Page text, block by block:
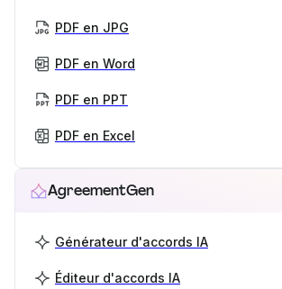
PDF en JPG
PDF en Word
PDF en PPT
PDF en Excel
AgreementGen
Générateur d'accords IA
Éditeur d'accords IA